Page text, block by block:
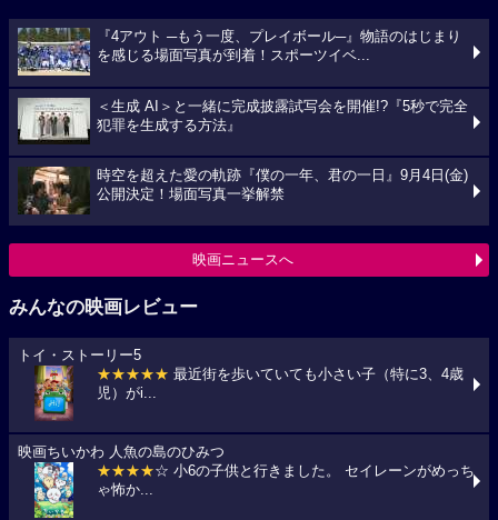
『4アウト ─もう一度、プレイボール─』物語のはじまり
を感じる場面写真が到着！スポーツイベ...
＜生成 AI＞と一緒に完成披露試写会を開催!?『5秒で完全
犯罪を生成する方法』
時空を超えた愛の軌跡『僕の一年、君の一日』9月4日(金)
公開決定！場面写真一挙解禁
映画ニュースへ
みんなの映画レビュー
トイ・ストーリー5
★★★★★ 最近街を歩いていても小さい子（特に3、4歳
児）がi...
映画ちいかわ 人魚の島のひみつ
★★★★☆ 小6の子供と行きました。 セイレーンがめっち
ゃ怖か...